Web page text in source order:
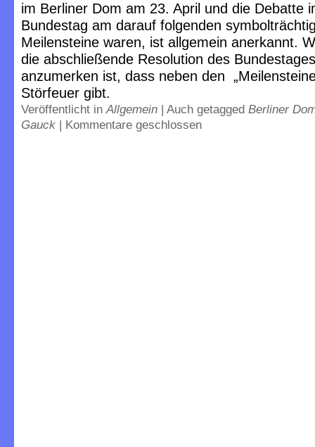
im Berliner Dom am 23. April und die Debatte
Bundestag am darauf folgenden
Meilensteine waren, ist allgemein anerkannt.
die abschließende Resolution des
anzumerken ist, dass neben den
Störfeuer gibt.
Veröffentlicht inAllgemein | Auch getagged Berliner
Gauck | Kommentare geschlossen